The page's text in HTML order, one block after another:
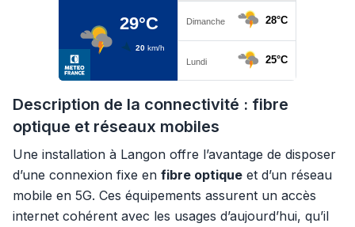
Description de la connectivité : fibre
optique et réseaux mobiles
Une installation à Langon offre l’avantage de disposer
d’une connexion fixe en fibre optique et d’un réseau
mobile en 5G. Ces équipements assurent un accès
internet cohérent avec les usages d’aujourd’hui, qu’il